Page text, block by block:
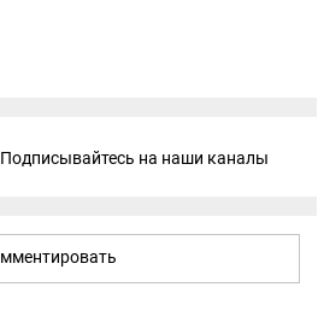
Подписывайтесь на наши каналы